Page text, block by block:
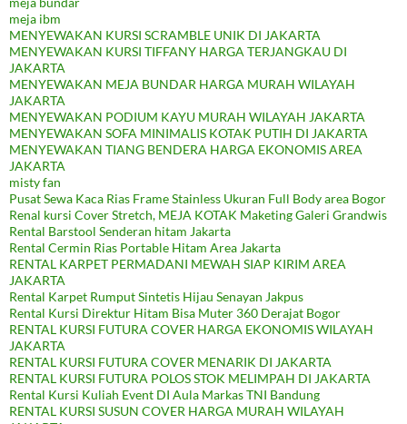
meja ibm
MENYEWAKAN KURSI SCRAMBLE UNIK DI JAKARTA
MENYEWAKAN KURSI TIFFANY HARGA TERJANGKAU DI
JAKARTA
MENYEWAKAN MEJA BUNDAR HARGA MURAH WILAYAH
JAKARTA
MENYEWAKAN PODIUM KAYU MURAH WILAYAH JAKARTA
MENYEWAKAN SOFA MINIMALIS KOTAK PUTIH DI JAKARTA
MENYEWAKAN TIANG BENDERA HARGA EKONOMIS AREA
JAKARTA
misty fan
Pusat Sewa Kaca Rias Frame Stainless Ukuran Full Body area Bogor
Renal kursi Cover Stretch, MEJA KOTAK Maketing Galeri Grandwis
Rental Barstool Senderan hitam Jakarta
Rental Cermin Rias Portable Hitam Area Jakarta
RENTAL KARPET PERMADANI MEWAH SIAP KIRIM AREA
JAKARTA
Rental Karpet Rumput Sintetis Hijau Senayan Jakpus
Rental Kursi Direktur Hitam Bisa Muter 360 Derajat Bogor
RENTAL KURSI FUTURA COVER HARGA EKONOMIS WILAYAH
JAKARTA
RENTAL KURSI FUTURA COVER MENARIK DI JAKARTA
RENTAL KURSI FUTURA POLOS STOK MELIMPAH DI JAKARTA
Rental Kursi Kuliah Event DI Aula Markas TNI Bandung
RENTAL KURSI SUSUN COVER HARGA MURAH WILAYAH